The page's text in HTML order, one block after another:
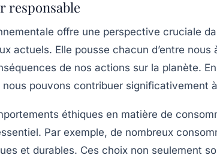
responsable
offre une perspective cruciale
actuels. Elle pousse chacun d’entre
de nos actions sur la planète.
pouvons contribuer significativement
éthiques en matière de
Par exemple, de nombreux
et durables. Ces choix non seulement